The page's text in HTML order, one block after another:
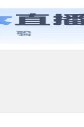
婴用品 育儿百科